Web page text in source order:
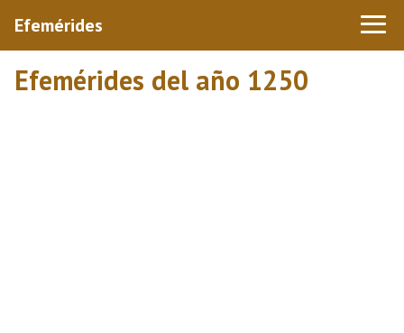
Efemérides
Efemérides del año 1250